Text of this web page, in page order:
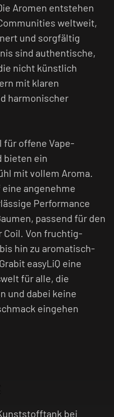
Aromen entstehen
weltweit,
und sorgfältig
sind authentische,
nicht künstlich
mit klaren
harmonischer
für offene Vape-
bieten ein
mit vollem Aroma.
angenehme
Performance
passend für den
Coil. Von fruchtig-
hin zu aromatisch-
easyLiQ eine
für alle, die
und dabei keine
eingehen
bei